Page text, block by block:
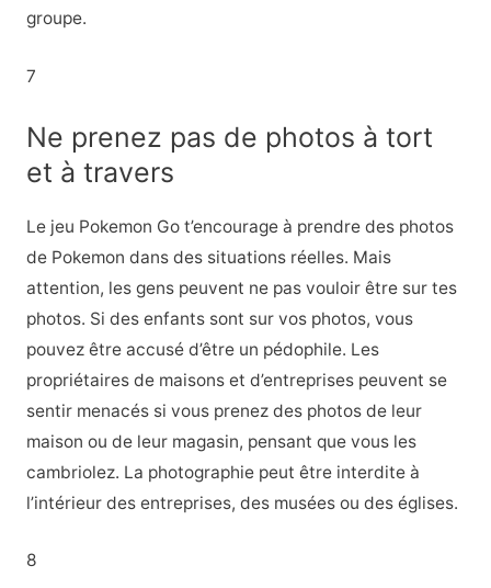
groupe.
7
Ne prenez pas de photos à tort
et à travers
Le jeu Pokemon Go t’encourage à prendre des photos
de Pokemon dans des situations réelles. Mais
attention, les gens peuvent ne pas vouloir être sur tes
photos. Si des enfants sont sur vos photos, vous
pouvez être accusé d’être un pédophile. Les
propriétaires de maisons et d’entreprises peuvent se
sentir menacés si vous prenez des photos de leur
maison ou de leur magasin, pensant que vous les
cambriolez. La photographie peut être interdite à
l’intérieur des entreprises, des musées ou des églises.
8